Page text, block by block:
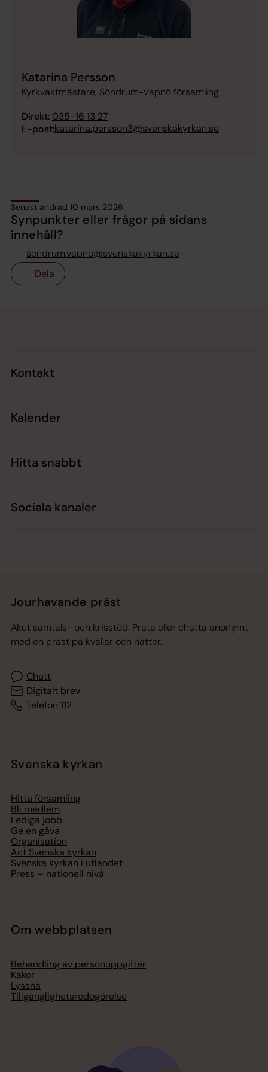
Katarina Persson
Kyrkvaktmästare, Söndrum-Vapnö församling
Direkt: 035-16 13 27
E-post:katarina.persson3@svenskakyrkan.se
Senast ändrad 10 mars 2026
Synpunkter eller frågor på sidans
innehåll?
sondrum.vapno@svenskakyrkan.se
Dela
Kontakt
Kalender
Hitta snabbt
Sociala kanaler
Jourhavande präst
Akut samtals- och krisstöd. Prata eller chatta anonymt
med en präst på kvällar och nätter.
Chatt
Digitalt brev
Telefon 112
Svenska kyrkan
Hitta församling
Bli medlem
Lediga jobb
Ge en gåva
Organisation
Act Svenska kyrkan
Svenska kyrkan i utlandet
Press – nationell nivå
Om webbplatsen
Behandling av personuppgifter
Kakor
Lyssna
Tillgänglighetsredogörelse